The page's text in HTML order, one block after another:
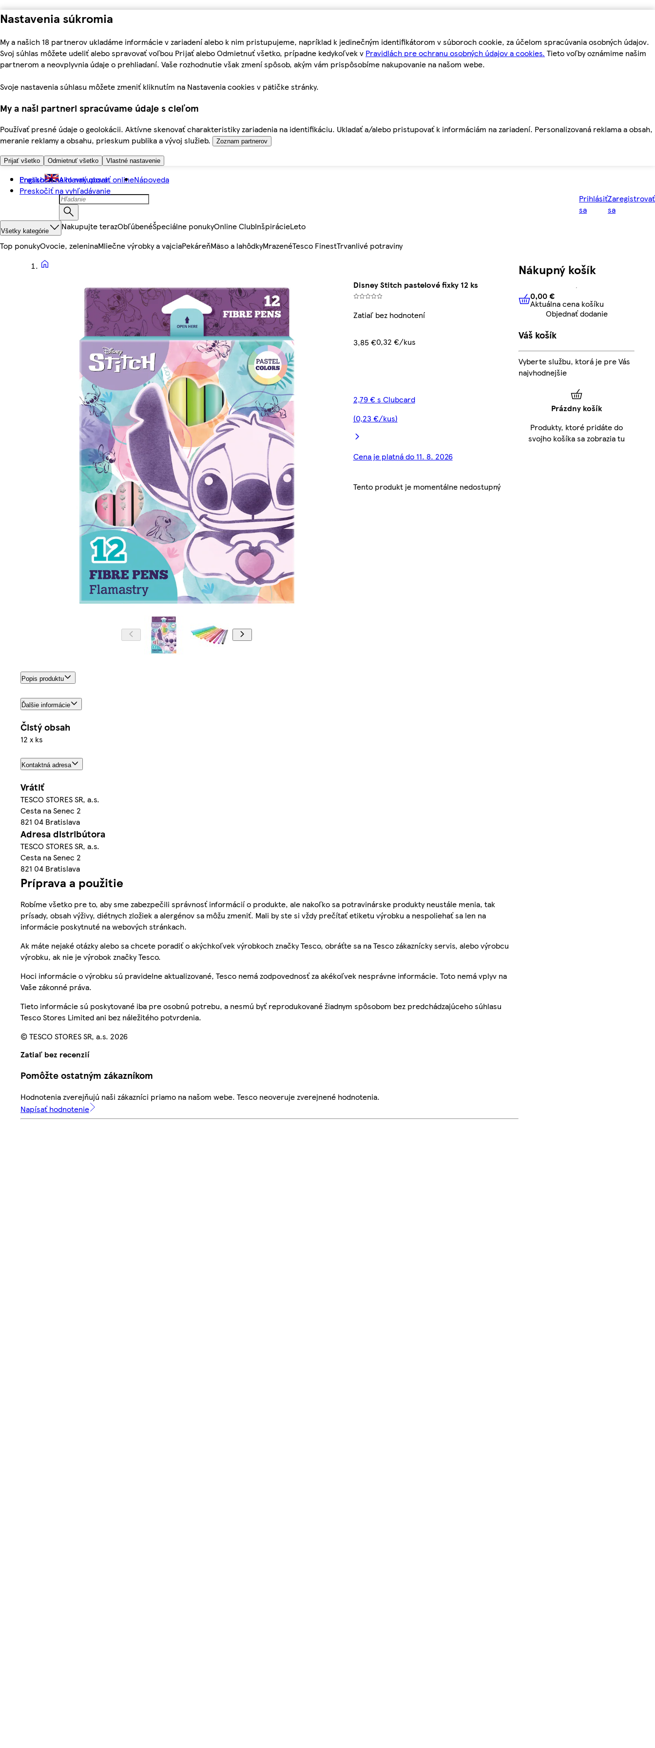
Nastavenia súkromia
My a našich 18 partnerov ukladáme informácie v zariadení alebo k nim pristupujeme, napríklad k jedinečným identifikátorom v súboroch cookie, za účelom spracúvania osobných údajov.
Svoj súhlas môžete udeliť alebo spravovať voľbou Prijať alebo Odmietnuť všetko, prípadne kedykoľvek v Pravidlách pre ochranu osobných údajov a cookies. Tieto voľby oznámime našim
partnerom a neovplyvnia údaje o prehliadaní. Vaše rozhodnutie však zmení spôsob, akým vám prispôsobíme nakupovanie na našom webe.
Svoje nastavenia súhlasu môžete zmeniť kliknutím na Nastavenia cookies v pätičke stránky.
My a naši partneri spracúvame údaje s cieľom
Používať presné údaje o geolokácii. Aktívne skenovať charakteristiky zariadenia na identifikáciu. Ukladať a/alebo pristupovať k informáciám na zariadení. Personalizovaná reklama a obsah,
meranie reklamy a obsahu, prieskum publika a vývoj služieb.
Zoznam partnerov
Prijať všetko Odmietnuť všetko Vlastné nastavenie
Preskočiť na hlavný obsah
Preskočiť na vyhľadávanie
English Ako nakupovať onlineNápoveda
Prihlásiť
sa
Zaregistrovať
sa
Všetky kategórie Nakupujte terazObľúbenéŠpeciálne ponukyOnline ClubInšpirácieLeto
Top ponukyOvocie, zeleninaMliečne výrobky a vajciaPekáreňMäso a lahôdkyMrazenéTesco FinestTrvanlivé potraviny
Disney Stitch pastelové fixky 12 ks
Zatiaľ bez hodnotení
3,85 €0,32 €/kus
2,79 € s Clubcard
(0,23 €/kus)
Cena je platná do 11. 8. 2026
Tento produkt je momentálne nedostupný
Popis produktu
Ďalšie informácie
Čistý obsah
12 x ks
Kontaktná adresa
Vrátiť
TESCO STORES SR, a.s.
Cesta na Senec 2
821 04 Bratislava
Adresa distribútora
TESCO STORES SR, a.s.
Cesta na Senec 2
821 04 Bratislava
Príprava a použitie
Robíme všetko pre to, aby sme zabezpečili správnosť informácií o produkte, ale nakoľko sa potravinárske produkty neustále menia, tak
prísady, obsah výživy, diétnych zložiek a alergénov sa môžu zmeniť. Mali by ste si vždy prečítať etiketu výrobku a nespoliehať sa len na
informácie poskytnuté na webových stránkach.
Ak máte nejaké otázky alebo sa chcete poradiť o akýchkoľvek výrobkoch značky Tesco, obráťte sa na Tesco zákaznícky servis, alebo výrobcu
výrobku, ak nie je výrobok značky Tesco.
Hoci informácie o výrobku sú pravidelne aktualizované, Tesco nemá zodpovednosť za akékoľvek nesprávne informácie. Toto nemá vplyv na
Vaše zákonné práva.
Tieto informácie sú poskytované iba pre osobnú potrebu, a nesmú byť reprodukované žiadnym spôsobom bez predchádzajúceho súhlasu
Tesco Stores Limited ani bez náležitého potvrdenia.
© TESCO STORES SR, a.s. 2026
Zatiaľ bez recenzií
Pomôžte ostatným zákazníkom
Hodnotenia zverejňujú naši zákazníci priamo na našom webe. Tesco neoveruje zverejnené hodnotenia.
Napísať hodnotenie
Nákupný košík
0,00 € Aktuálna cena košíku
0,00 €
Aktuálna cena košíku
Objednať dodanie
Váš košík
Vyberte službu, ktorá je pre Vás
najvhodnejšie
Prázdny košík
Produkty, ktoré pridáte do
svojho košíka sa zobrazia tu